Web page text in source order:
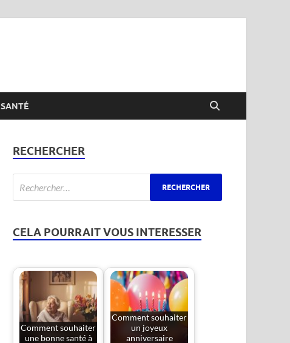
SANTÉ
RECHERCHER
CELA POURRAIT VOUS INTERESSER
Comment souhaiter
une bonne santé à
Comment souhaiter
un joyeux
anniversaire